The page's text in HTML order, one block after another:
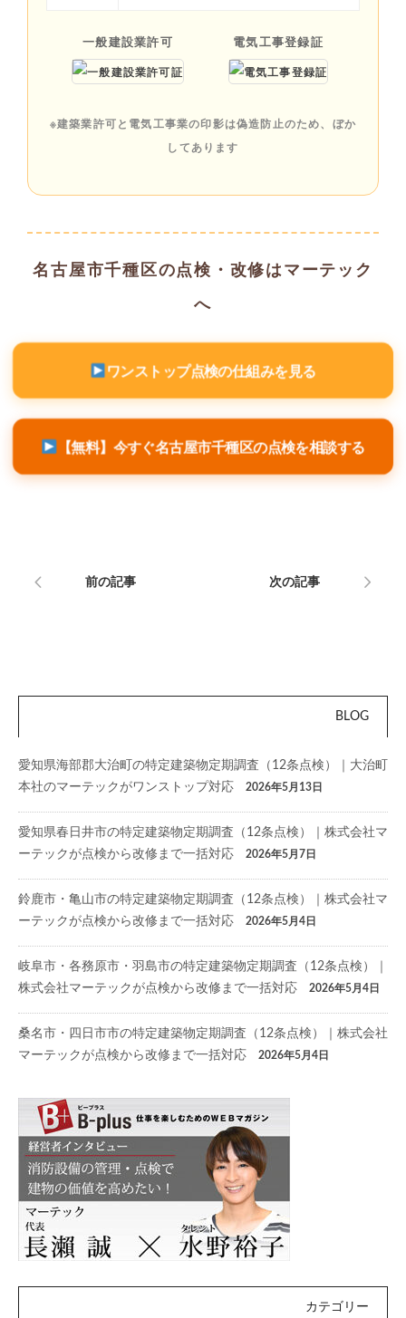
一般建設業許可 電気工事登録証
※建築業許可と電気工事業の印影は偽造防止のため、ぼか
してあります
名古屋市千種区の点検・改修はマーテック
へ
ワンストップ点検の仕組みを見る
【無料】今すぐ名古屋市千種区の点検を相談する
前の記事 次の記事
BLOG
愛知県海部郡大治町の特定建築物定期調査（12条点検）｜大治町
本社のマーテックがワンストップ対応
2026年5月13日
愛知県春日井市の特定建築物定期調査（12条点検）｜株式会社マ
ーテックが点検から改修まで一括対応
2026年5月7日
鈴鹿市・亀山市の特定建築物定期調査（12条点検）｜株式会社マ
ーテックが点検から改修まで一括対応
2026年5月4日
岐阜市・各務原市・羽島市の特定建築物定期調査（12条点検）｜
株式会社マーテックが点検から改修まで一括対応
2026年5月4日
桑名市・四日市市の特定建築物定期調査（12条点検）｜株式会社
マーテックが点検から改修まで一括対応
2026年5月4日
カテゴリー